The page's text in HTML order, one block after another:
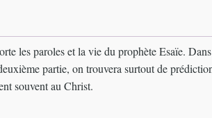
les paroles et la vie du prophète Esaïe.
partie, on trouvera surtout de
souvent au Christ.